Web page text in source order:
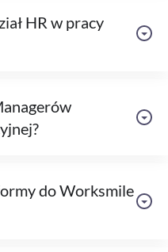
HR w pracy
do Worksmile